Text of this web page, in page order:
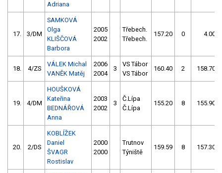
Adriana
17. 3/DM
SAMKOVÁ
Olga
KLIŠČOVÁ
Barbora
2005
2002
Třebech.
Třebech.
157.20 0 4.00
18. 4/ZS
VÁLEK Michal
VANĚK Matěj
2006
2004
3
VS Tábor
VS Tábor
160.40 2 158.70
19. 4/DM
HOUŠKOVÁ
Kateřina
BEDNÁŘOVÁ
Anna
2003
2002
3
Č.Lípa
Č.Lípa
155.20 8 155.90
20. 2/DS
KOBLÍŽEK
Daniel
ŠVAGR
Rostislav
2000
2000
Trutnov
Týniště
159.59 8 157.30